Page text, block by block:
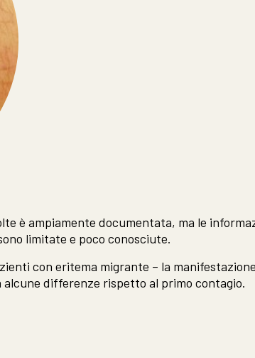
è ampiamente documentata, ma le
limitate e poco conosciute.
con eritema migrante – la
alcune differenze rispetto al primo contagio.